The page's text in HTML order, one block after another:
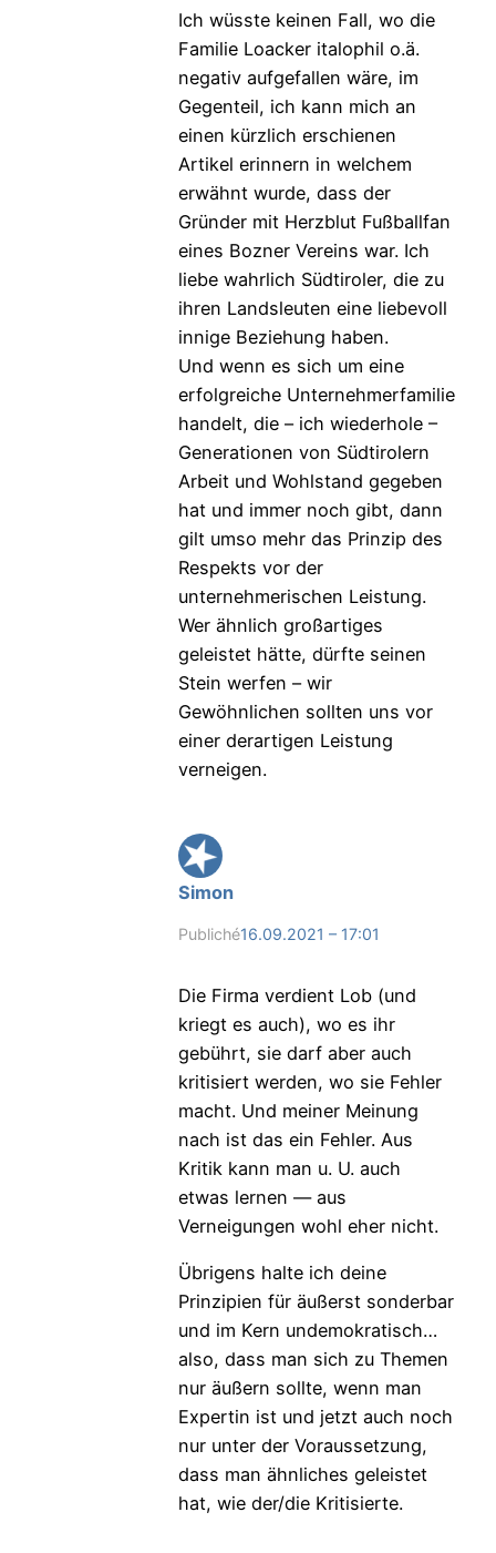
Ich wüsste keinen Fall, wo die
Familie Loacker italophil o.ä.
negativ aufgefallen wäre, im
Gegenteil, ich kann mich an
einen kürzlich erschienen
Artikel erinnern in welchem
erwähnt wurde, dass der
Gründer mit Herzblut Fußballfan
eines Bozner Vereins war. Ich
liebe wahrlich Südtiroler, die zu
ihren Landsleuten eine liebevoll
innige Beziehung haben.
Und wenn es sich um eine
erfolgreiche Unternehmerfamilie
handelt, die – ich wiederhole –
Generationen von Südtirolern
Arbeit und Wohlstand gegeben
hat und immer noch gibt, dann
gilt umso mehr das Prinzip des
Respekts vor der
unternehmerischen Leistung.
Wer ähnlich großartiges
geleistet hätte, dürfte seinen
Stein werfen – wir
Gewöhnlichen sollten uns vor
einer derartigen Leistung
verneigen.
Simon
Publiché16.09.2021 – 17:01
Die Firma verdient Lob (und
kriegt es auch), wo es ihr
gebührt, sie darf aber auch
kritisiert werden, wo sie Fehler
macht. Und meiner Meinung
nach ist das ein Fehler. Aus
Kritik kann man u. U. auch
etwas lernen — aus
Verneigungen wohl eher nicht.
Übrigens halte ich deine
Prinzipien für äußerst sonderbar
und im Kern undemokratisch…
also, dass man sich zu Themen
nur äußern sollte, wenn man
Expertin ist und jetzt auch noch
nur unter der Voraussetzung,
dass man ähnliches geleistet
hat, wie der/die Kritisierte.